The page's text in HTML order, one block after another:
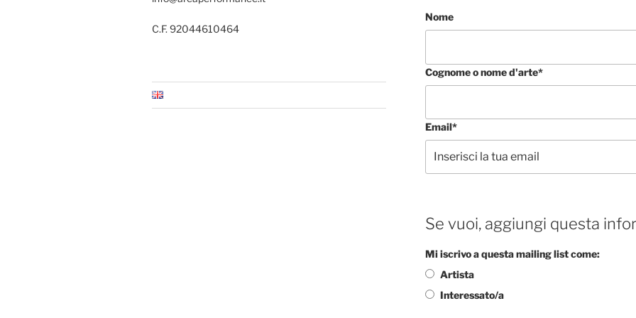
C.F. 92044610464
Nome
Cognome o nome d'arte*
Email*
Se vuoi, aggiungi questa
Mi iscrivo a questa mailing list come:
Artista
Interessato/a